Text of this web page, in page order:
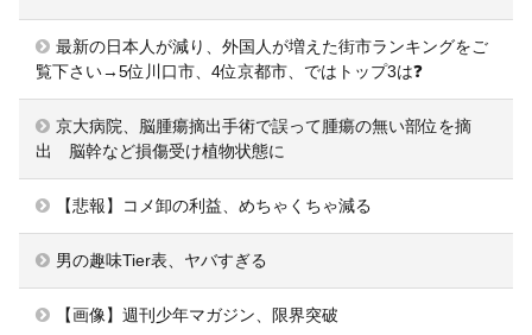
最新の日本人が減り、外国人が増えた街市ランキングをご
覧下さい→5位川口市、4位京都市、ではトップ3は❓
京大病院、脳腫瘍摘出手術で誤って腫瘍の無い部位を摘
出 脳幹など損傷受け植物状態に
【悲報】コメ卸の利益、めちゃくちゃ減る
男の趣味Tier表、ヤバすぎる
【画像】週刊少年マガジン、限界突破